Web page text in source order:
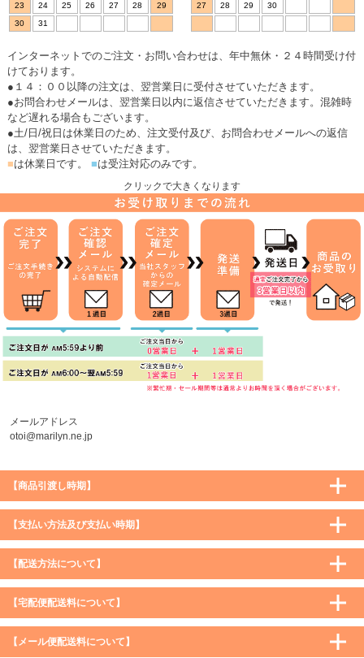
23
24 25 26 27 28
29
30
31
27
28 29 30
インターネットでのご注文・お問い合わせは、年中無休・２４時間受け付
けております。
●１４：００以降の注文は、翌営業日に受付させていただきます。
●お問合わせメールは、翌営業日以内に返信させていただきます。混雑時
など遅れる場合もございます。
●土/日/祝日は休業日のため、注文受付及び、お問合わせメールへの返信
は、翌営業日させていただきます。
■は休業日です。 ■は受注対応のみです。
クリックで大きくなります
メールアドレス
otoi@marilyn.ne.jp
【商品引渡し時期】
【支払い方法及び支払い時期】
【配送方法について】
【宅配便配送料について】
購入価格 ／ 地域 通常 沖縄・離島など一部地域
【メール便配送料について】